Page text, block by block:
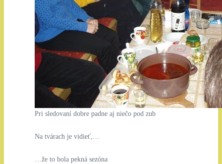
Pri sledovaní dobre padne aj niečo pod zub
Na tvárach je vidieť,…
…že to bola pekná sezóna